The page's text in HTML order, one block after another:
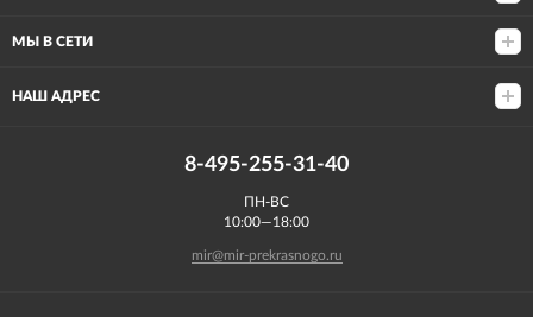
МЫ В СЕТИ
НАШ АДРЕС
8-495-255-31-40
ПН-ВС
10:00—18:00
mir@mir-prekrasnogo.ru